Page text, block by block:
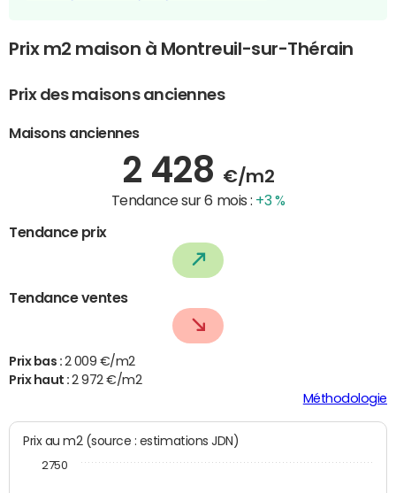
Prix m2 maison à Montreuil-sur-Thérain
Prix des maisons anciennes
Maisons anciennes
2 428 €/m2
Tendance sur 6 mois : +3 %
Tendance prix
Tendance ventes
Prix bas : 2 009 €/m2
Prix haut :2 972 €/m2
Méthodologie
Prix au m2 (source : estimations JDN)
2750